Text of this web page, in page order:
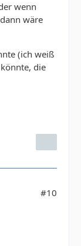
wenn
wäre
(ich weiß
die
#10